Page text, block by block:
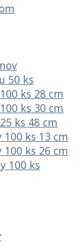
50 ks
ks 28 cm
ks 30 cm
ks 48 cm
ks 13 cm
ks 26 cm
100 ks